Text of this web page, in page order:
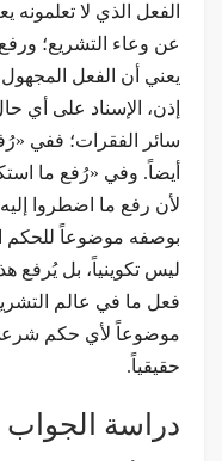
الفعل الذي لا تعلمونه
عن وعاء التشريع؛
يعني أن الفعل
إذن، الإسناد على أي
سائر الفقرات؛ ففي
أيضاً. وفي «رُفع ما
لأن رفع ما اضطروا
بوصفه موضوعاً للحكم
ليس تكوينياً، بل يُرفع
فعل ما في عالم
موضوعاً لأي حكم شرعي.
حقيقياً.
دراسة الجواب